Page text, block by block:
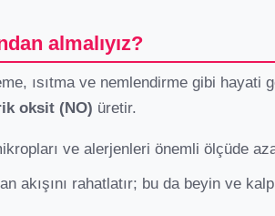
almalıyız?
ısıtma ve nemlendirme gibi hayati
oksit (NO) üretir.
ve alerjenleri önemli ölçüde
akışını rahatlatır; bu da beyin ve